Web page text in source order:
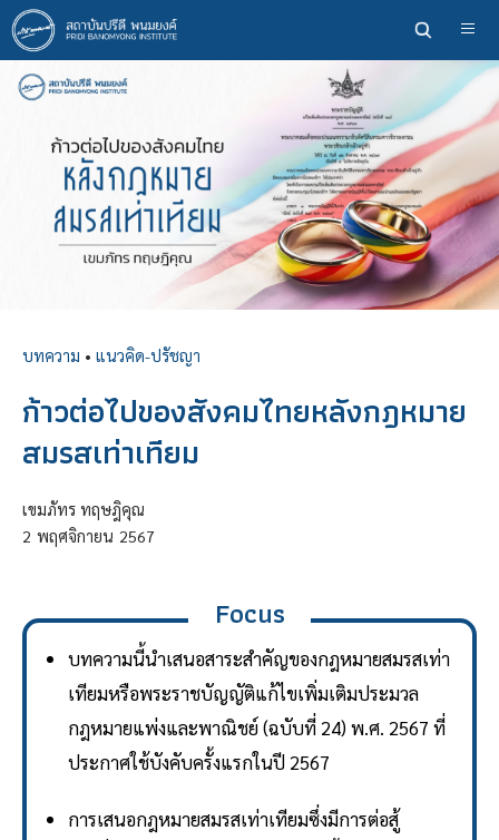
ข้าม
ไป
ยัง
เนื้อหา
บทความ • แนวคิด-ปรัชญา
ก้าวต่อไปของสังคมไทยหลังกฎหมาย
สมรสเท่าเทียม
เขมภัทร ทฤษฎิคุณ
2 พฤศจิกายน 2567
Focus
บทความนี้นำเสนอสาระสำคัญของกฎหมายสมรสเท่า
เทียมหรือพระราชบัญญัติแก้ไขเพิ่มเติมประมวล
กฎหมายแพ่งและพาณิชย์ (ฉบับที่ 24) พ.ศ. 2567 ที่
ประกาศใช้บังคับครั้งแรกในปี 2567
การเสนอกฎหมายสมรสเท่าเทียมซึ่งมีการต่อสู้